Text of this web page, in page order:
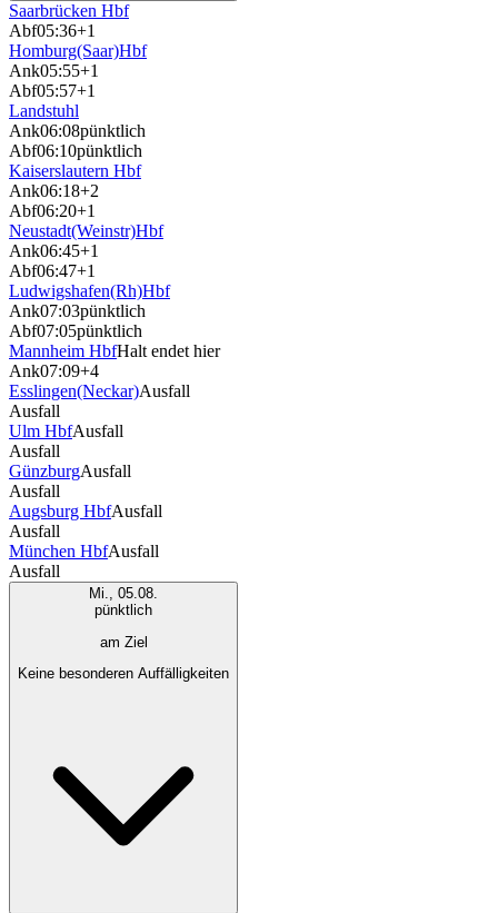
Saarbrücken Hbf
Abf05:36+1
Homburg(Saar)Hbf
Ank05:55+1
Abf05:57+1
Landstuhl
Ank06:08pünktlich
Abf06:10pünktlich
Kaiserslautern Hbf
Ank06:18+2
Abf06:20+1
Neustadt(Weinstr)Hbf
Ank06:45+1
Abf06:47+1
Ludwigshafen(Rh)Hbf
Ank07:03pünktlich
Abf07:05pünktlich
Mannheim HbfHalt endet hier
Ank07:09+4
Esslingen(Neckar)Ausfall
Ausfall
Ulm HbfAusfall
Ausfall
GünzburgAusfall
Ausfall
Augsburg HbfAusfall
Ausfall
München HbfAusfall
Ausfall
Mi., 05.08.
pünktlich
am Ziel
Keine besonderen Auffälligkeiten